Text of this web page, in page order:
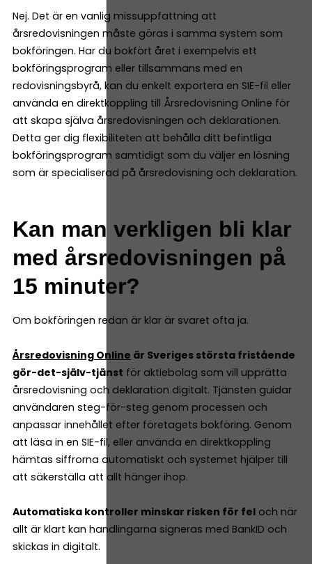
Nej. Det är en vanlig missuppfattning att
årsredovisningen måste göras i samma system som
bokföringen. Har du bokfört året i exempelvis ett
bokföringsprogram eller tillsammans med en
redovisningsbyrå, kan du enkelt exportera en SIE-fil eller
använda en direktkoppling till Årsredovisning Online för
att skapa själva årsredovisningen och deklarationen.
Detta ger dig flexibiliteten att behålla ditt befintliga
bokföringsprogram samtidigt som du väljer en lösning
som är specialiserad på årsredovisning och deklaration.
Kan man verkligen bli klar
med årsredovisningen på
15 minuter?
Om bokföringen redan är klar är svaret ofta ja.
Årsredovisning Online är Sveriges största fristående
gör-det-själv-tjänst för aktiebolag som vill upprätta
årsredovisning och deklaration digitalt. Tjänsten guidar
användaren steg-för-steg genom processen och
anpassar innehållet efter företagets bokföring. Genom
att läsa in en SIE-fil, eller använda en direktkoppling
hämtas siffrorna automatiskt och systemet hjälper till
att säkerställa att allt hänger ihop.
Automatiska kontroller minskar risken för fel och när
allt är klart kan handlingarna signeras med BankID och
skickas in digitalt.